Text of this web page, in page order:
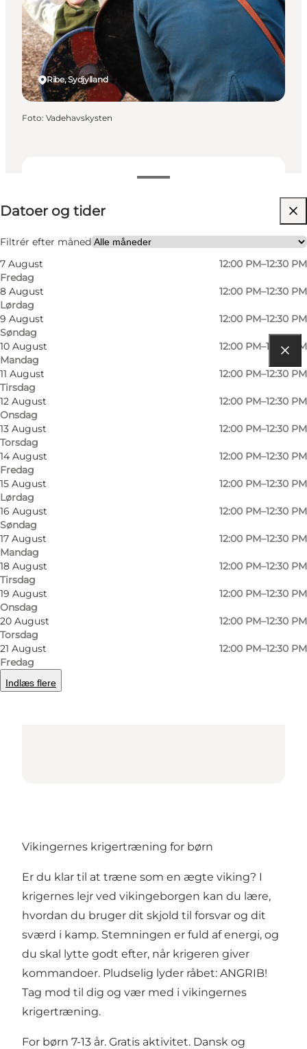
Datoer og tider
Filtrér efter måned
7 August
Fredag
12:00 PM–12:30 PM
8 August
Lørdag
12:00 PM–12:30 PM
9 August
Søndag
12:00 PM–12:30 PM
10 August
Mandag
12:00 PM–12:30 PM
11 August
Tirsdag
12:00 PM–12:30 PM
12 August
Onsdag
12:00 PM–12:30 PM
13 August
Torsdag
12:00 PM–12:30 PM
14 August
Fredag
12:00 PM–12:30 PM
15 August
Lørdag
12:00 PM–12:30 PM
16 August
Søndag
12:00 PM–12:30 PM
17 August
Mandag
12:00 PM–12:30 PM
18 August
Tirsdag
12:00 PM–12:30 PM
19 August
Onsdag
12:00 PM–12:30 PM
20 August
Torsdag
12:00 PM–12:30 PM
21 August
Fredag
12:00 PM–12:30 PM
Indlæs flere
Besøg hjemmeside
Ribe, Sydjylland
Foto: Vadehavskysten
Find vej
Roagervej129
6760 Ribe
Vikingernes krigertræning for børn
Er du klar til at træne som en ægte viking? I
krigernes lejr ved vikingeborgen kan du lære,
hvordan du bruger dit skjold til forsvar og dit
sværd i kamp. Stemningen er fuld af energi, og
du skal lytte godt efter, når krigeren giver
kommandoer. Pludselig lyder råbet: ANGRIB!
Tag mod til dig og vær med i vikingernes
krigertræning.
For børn 7-13 år. Gratis aktivitet. Dansk og